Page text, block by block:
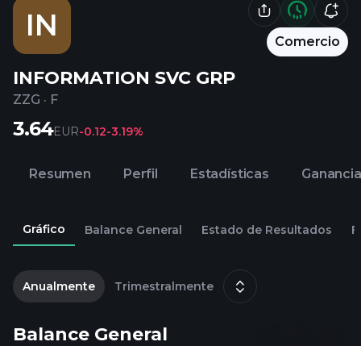
IN Comercio
INFORMATION SVC GRP
ZZG · F
3.64EUR-0.12-3.19%
Resumen Perfil Estadísticas
Gráfico Balance General Estado de Resultados
Anualmente Trimestralmente
Balance General